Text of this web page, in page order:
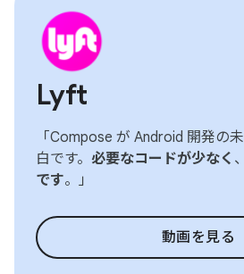
Lyft
「Compose が Android 開発の
白です。 必要なコードが少なく 、
です。」
動画を見る